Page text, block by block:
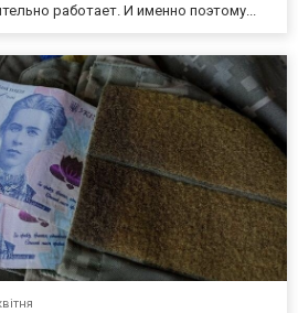
работает. И именно поэтому...